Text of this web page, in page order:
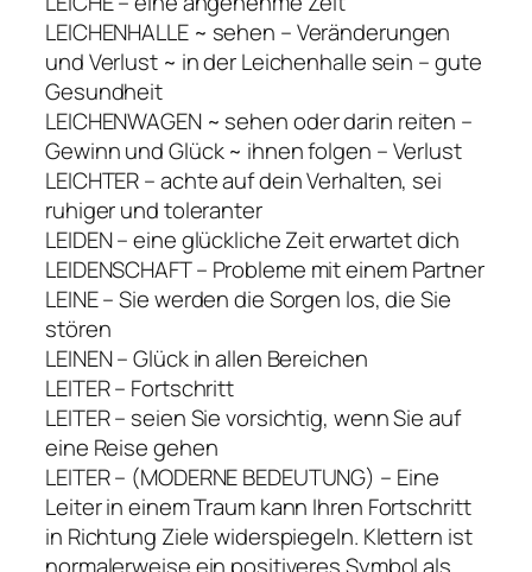
LEICHENHALLE ~ sehen – Veränderungen
und Verlust ~ in der Leichenhalle sein – gute
Gesundheit
LEICHENWAGEN ~ sehen oder darin reiten –
Gewinn und Glück ~ ihnen folgen – Verlust
LEICHTER – achte auf dein Verhalten, sei
ruhiger und toleranter
LEIDEN – eine glückliche Zeit erwartet dich
LEIDENSCHAFT – Probleme mit einem Partner
LEINE – Sie werden die Sorgen los, die Sie
stören
LEINEN – Glück in allen Bereichen
LEITER – Fortschritt
LEITER – seien Sie vorsichtig, wenn Sie auf
eine Reise gehen
LEITER – (MODERNE BEDEUTUNG) – Eine
Leiter in einem Traum kann Ihren Fortschritt
in Richtung Ziele widerspiegeln. Klettern ist
normalerweise ein positiveres Symbol als